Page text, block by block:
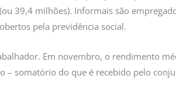
39,4 milhões). Informais são
pela previdência social.
Em novembro, o rendimento
– somatório do que é recebido pelo